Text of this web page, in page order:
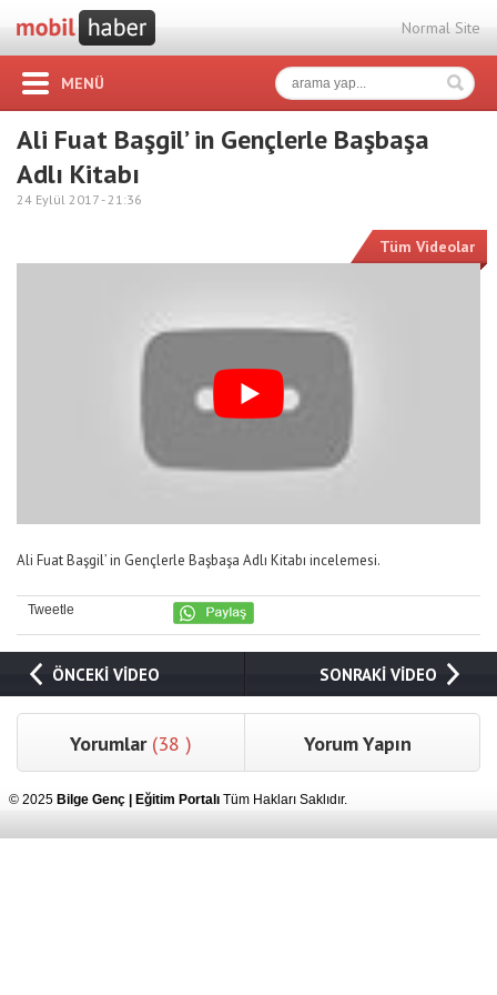
Normal Site
MENÜ
Ali Fuat Başgil’ in Gençlerle Başbaşa
Adlı Kitabı
24 Eylül 2017 -21:36
Tüm Videolar
Ali Fuat Başgil’ in Gençlerle Başbaşa Adlı Kitabı incelemesi.
Tweetle
ÖNCEKİ VİDEO SONRAKİ VİDEO
Yorumlar (38 ) Yorum Yapın
© 2025 Bilge Genç | Eğitim Portalı Tüm Hakları Saklıdır.